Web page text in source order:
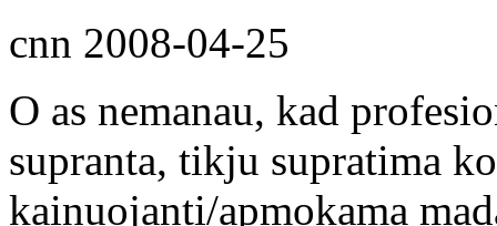
cnn 2008-04-25
O as nemanau, kad
supranta, tikju supratima
kainuojanti/apmokama